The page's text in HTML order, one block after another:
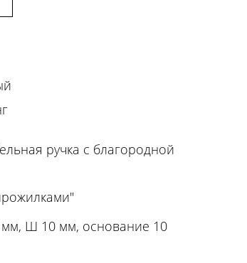
ручка с благородной
Ш 10 мм, основание 10